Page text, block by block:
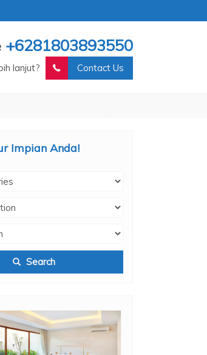
+6281803893550
lanjut? Contact Us
Impian Anda!
Search